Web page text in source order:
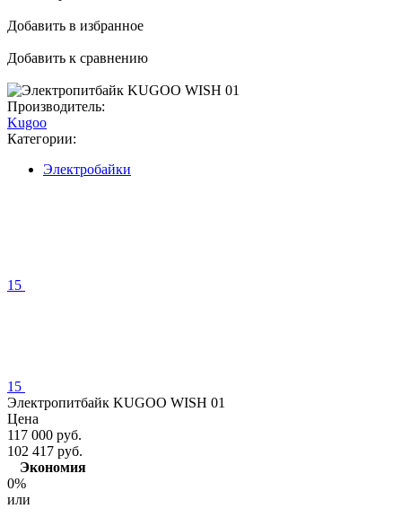
Добавить в избранное
Добавить к сравнению
Производитель:
Kugoo
Категории:
Электробайки
15
15
Электропитбайк KUGOO WISH 01
Цена
117 000 руб.
102 417 руб.
Экономия
0%
или